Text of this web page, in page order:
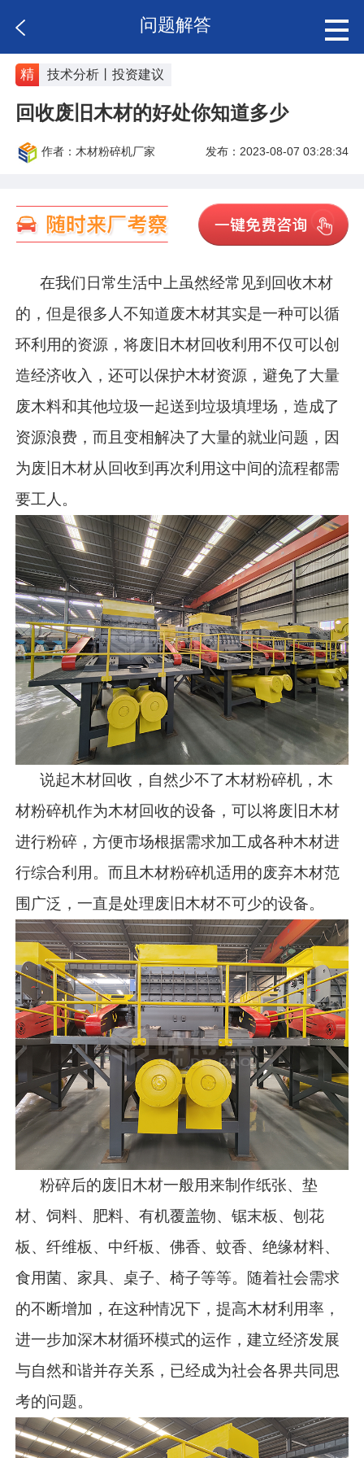
问题解答
精 技术分析丨投资建议
回收废旧木材的好处你知道多少
作者：木材粉碎机厂家 发布：2023-08-07 03:28:34
在我们日常生活中上虽然经常见到回收木材
的，但是很多人不知道废木材其实是一种可以循
环利用的资源，将废旧木材回收利用不仅可以创
造经济收入，还可以保护木材资源，避免了大量
废木料和其他垃圾一起送到垃圾填埋场，造成了
资源浪费，而且变相解决了大量的就业问题，因
为废旧木材从回收到再次利用这中间的流程都需
要工人。
说起木材回收，自然少不了木材粉碎机，木
材粉碎机作为木材回收的设备，可以将废旧木材
进行粉碎，方便市场根据需求加工成各种木材进
行综合利用。而且木材粉碎机适用的废弃木材范
围广泛，一直是处理废旧木材不可少的设备。
粉碎后的废旧木材一般用来制作纸张、垫
材、饲料、肥料、有机覆盖物、锯末板、刨花
板、纤维板、中纤板、佛香、蚊香、绝缘材料、
食用菌、家具、桌子、椅子等等。随着社会需求
的不断增加，在这种情况下，提高木材利用率，
进一步加深木材循环模式的运作，建立经济发展
与自然和谐并存关系，已经成为社会各界共同思
考的问题。